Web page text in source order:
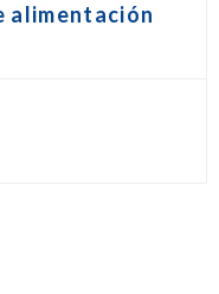
alimentación